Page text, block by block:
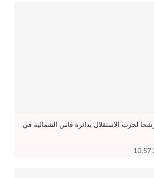
لحزب الاستقلال بدائرة فاس الشمالية في